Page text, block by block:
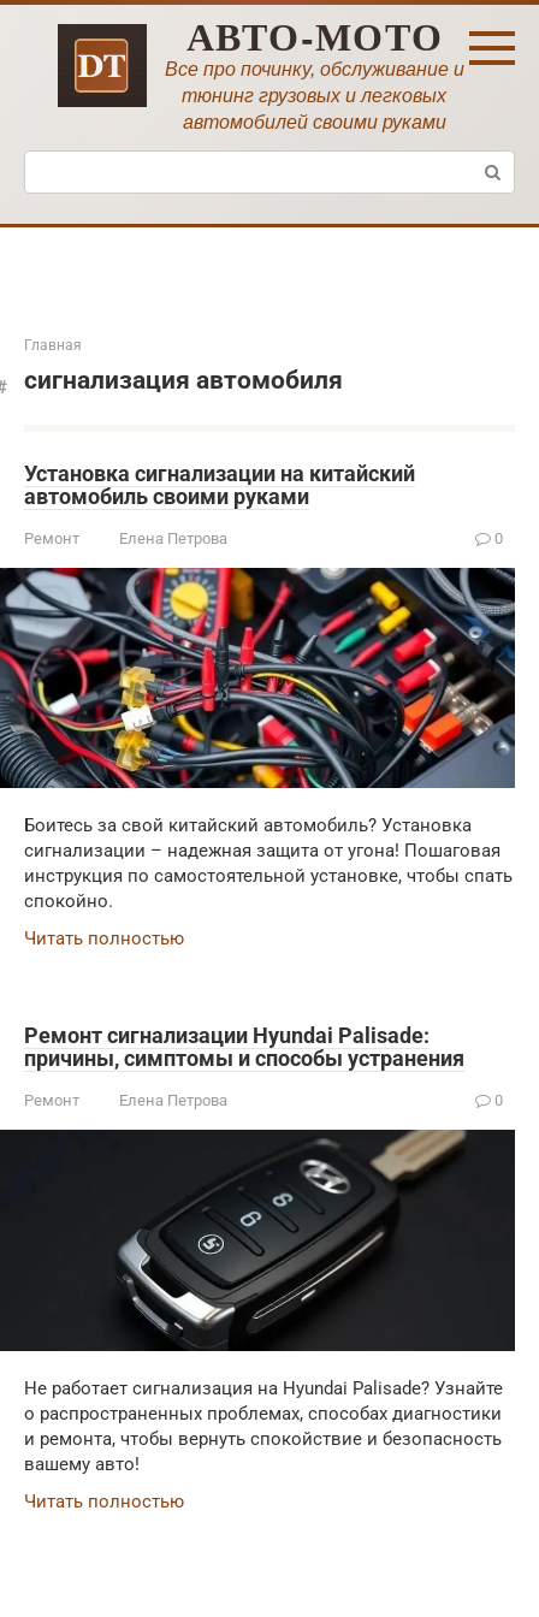
Перейти
АВТО-МОТО
Все про починку, обслуживание и
тюнинг грузовых и легковых
автомобилей своими руками
Поиск:
Главная
сигнализация автомобиля
Установка сигнализации на китайский
автомобиль своими руками
Ремонт Елена Петрова 0
Боитесь за свой китайский автомобиль? Установка
сигнализации – надежная защита от угона! Пошаговая
инструкция по самостоятельной установке, чтобы спать
спокойно.
Читать полностью
Ремонт сигнализации Hyundai Palisade:
причины, симптомы и способы устранения
Ремонт Елена Петрова 0
Не работает сигнализация на Hyundai Palisade? Узнайте
о распространенных проблемах, способах диагностики
и ремонта, чтобы вернуть спокойствие и безопасность
вашему авто!
Читать полностью